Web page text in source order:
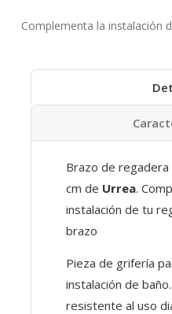
Complementa la instalación
Brazo de
cm de Urrea.
instalación de tu
brazo
Pieza de grifería
instalación de
resistente al uso